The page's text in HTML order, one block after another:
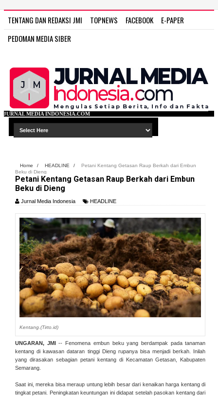
TENTANG DAN REDAKSI JMI TOPNEWS FACEBOOK
E-PAPER
PEDOMAN MEDIA SIBER
Home / HEADLINE /
Petani Kentang Getasan Raup Berkah dari Embun
Beku di Dieng
Petani Kentang Getasan Raup Berkah dari Embun
Beku di Dieng
Jurnal Media Indonesia HEADLINE
Kentang.(Tirto.id)
UNGARAN, JMI-- Fenomena embun beku yang berdampak pada tanaman
kentang di kawasan dataran tinggi Dieng rupanya bisa menjadi berkah. Inilah
yang dirasakan sebagian petani kentang di Kecamatan Getasan, Kabupaten
Semarang.
Saat ini, mereka bisa meraup untung lebih besar dari kenaikan harga kentang di
tingkat petani. Peningkatan keuntungan ini didapat setelah pasokan kentang dari